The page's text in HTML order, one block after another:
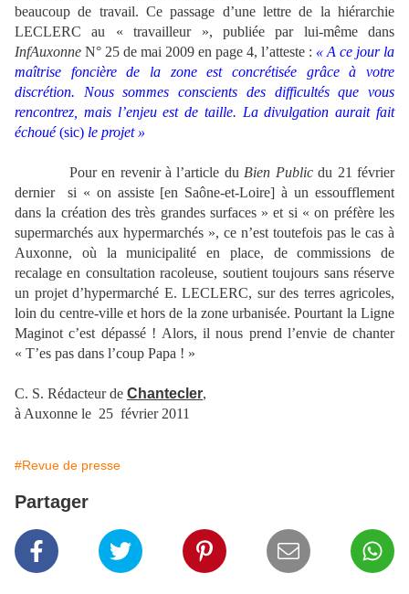
beaucoup de travail. Ce passage d’une lettre de la hiérarchie
LECLERC au « travailleur », publiée par lui-même dans
InfAuxonne N° 25 de mai 2009 en page 4, l’atteste : « A ce jour la
maîtrise foncière de la zone est concrétisée grâce à votre
discrétion. Nous sommes conscients des difficultés que vous
rencontrez, mais l’enjeu est de taille. La divulgation aurait fait
échoué(sic) le projet »
Pour en revenir à l’article du Bien Publicdu 21 février
dernier si « on assiste [en Saône-et-Loire] à un essoufflement
dans la création des très grandes surfaces » et si « on préfère les
supermarchés aux hypermarchés », ce n’est toutefois pas le cas à
Auxonne, où la municipalité en place, de commissions de
recalage en consultation racoleuse, soutient toujours sans réserve
un projet d’hypermarché E. LECLERC, sur des terres agricoles,
loin du centre-ville et hors de la zone urbanisée. Pourtant la Ligne
Maginot c’est dépassé ! Alors, il nous prend l’envie de chanter
« T’es pas dans l’coup Papa ! »
C. S. Rédacteur de Chantecler,
à Auxonne le 25 février 2011
#Revue de presse
Partager